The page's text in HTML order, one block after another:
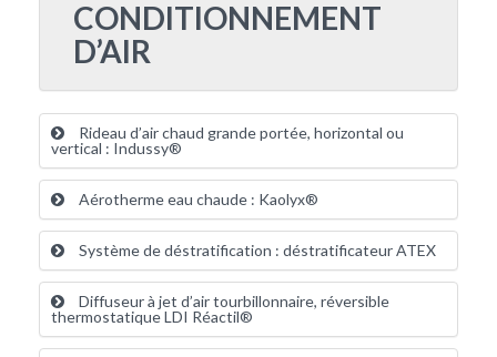
CONDITIONNEMENT
D’AIR
Rideau d’air chaud grande portée, horizontal ou
vertical : Indussy®
Aérotherme eau chaude : Kaolyx®
Système de déstratification : déstratificateur ATEX
Diffuseur à jet d’air tourbillonnaire, réversible
thermostatique LDI Réactil®